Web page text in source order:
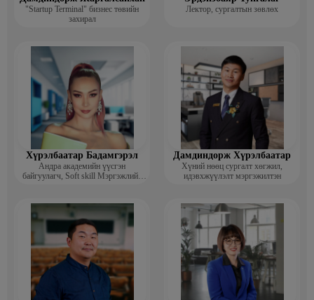
"Startup Terminal" бизнес төвийн
захирал
Лектор, сургалтын зөвлөх
Хүрэлбаатар Бадамгэрэл
Андра академийн үүсгэн
байгуулагч, Soft skill Мэргэжлийн
Дамдиндорж Хүрэлбаатар
Хүний нөөц сургалт хөгжил,
идэвхжүүлэлт мэргэжилтэн